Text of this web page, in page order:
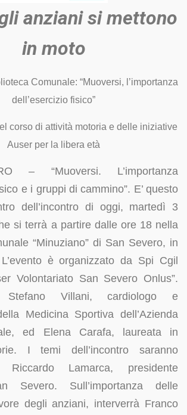
anziani si mettono
in moto
Comunale: “Muoversi, l’importanza
dell’esercizio fisico”
corso di attività motoria e delle iniziative
Auser per la libera età
– “Muoversi. L’importanza
e i gruppi di cammino”. E’ questo
dell’incontro di oggi, martedì 3
si terrà a partire dalle ore 18 nella
“Minuziano” di San Severo, in
è organizzato da Spi Cgil
Volontariato San Severo Onlus”.
Stefano Villani, cardiologo e
Medicina Sportiva dell’Azienda
ed Elena Carafa, laureata in
I temi dell’incontro saranno
Lamarca, presidente
Severo. Sull’importanza delle
degli anziani, interverrà Franco